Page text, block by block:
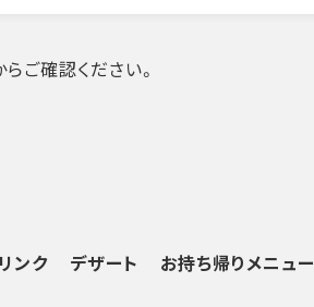
ご確認ください。
ンク デザート お持ち帰りメニュー